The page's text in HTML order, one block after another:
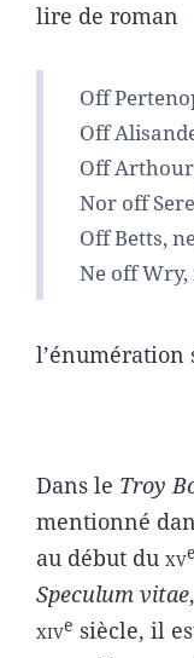
lire de roman
Off
Off
Off
Nor off
Off Betts,
Ne off Wry,
l’énumération
Dans le Troy
mentionné
au début du xve
Speculum vitae
xive siècle, il